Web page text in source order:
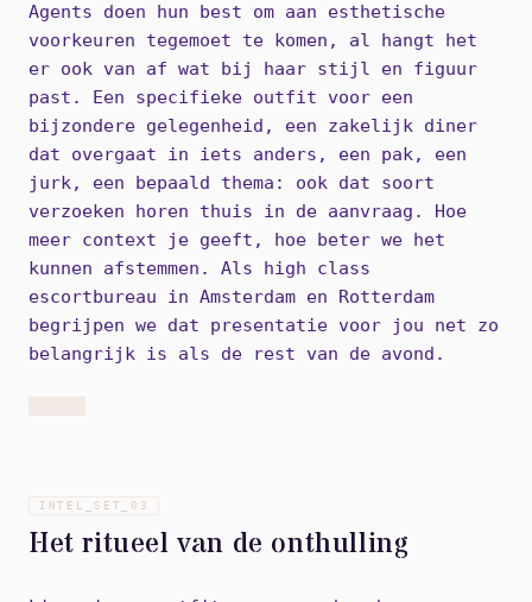
Agents doen hun best om aan esthetische
voorkeuren tegemoet te komen, al hangt het
er ook van af wat bij haar stijl en figuur
past. Een specifieke outfit voor een
bijzondere gelegenheid, een zakelijk diner
dat overgaat in iets anders, een pak, een
jurk, een bepaald thema: ook dat soort
verzoeken horen thuis in de aanvraag. Hoe
meer context je geeft, hoe beter we het
kunnen afstemmen. Als high class
escortbureau in Amsterdam en Rotterdam
begrijpen we dat presentatie voor jou net zo
belangrijk is als de rest van de avond.
INTEL_SET_ 03
Het ritueel van de onthulling